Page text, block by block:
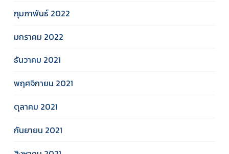
กุมภาพันธ์ 2022
มกราคม 2022
ธันวาคม 2021
พฤศจิกายน 2021
ตุลาคม 2021
กันยายน 2021